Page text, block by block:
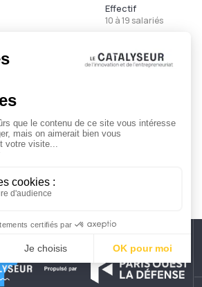
Effectif
10 à 19 salariés